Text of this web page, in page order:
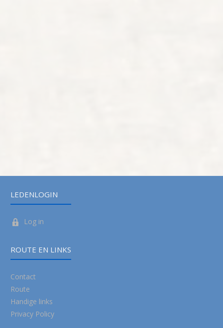
LEDENLOGIN
Log in
ROUTE EN LINKS
Contact
Route
Handige links
Privacy Policy